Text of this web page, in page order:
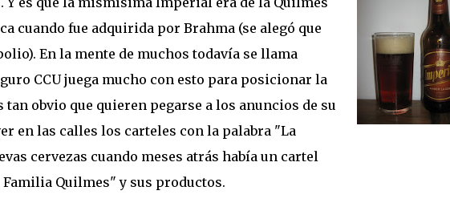
cuando fue adquirida por Brahma (se alegó que
En la mente de muchos todavía se llama
CCU juega mucho con esto para posicionar la
tan obvio que quieren pegarse a los anuncios de su
en las calles los carteles con la palabra "La
cervezas cuando meses atrás había un cartel
Quilmes" y sus productos.